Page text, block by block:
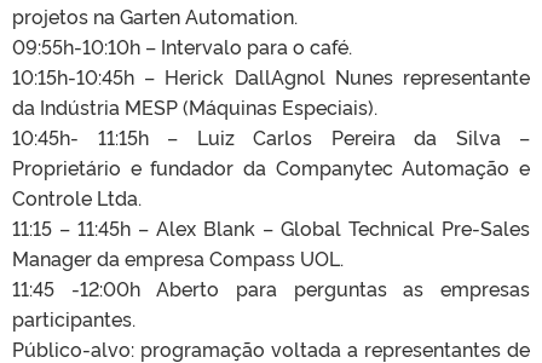
projetos na Garten Automation.
09:55h-10:10h – Intervalo para o café.
10:15h-10:45h – Herick DallAgnol Nunes representante
da Indústria MESP (Máquinas Especiais).
10:45h- 11:15h – Luiz Carlos Pereira da Silva –
Proprietário e fundador da Companytec Automação e
Controle Ltda.
11:15 – 11:45h – Alex Blank – Global Technical Pre-Sales
Manager da empresa Compass UOL.
11:45 -12:00h Aberto para perguntas as empresas
participantes.
Público-alvo: programação voltada a representantes de